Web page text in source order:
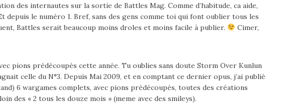
des internautes sur la sortie de Battles Mag. Comme d’habitude, ca aide,
depuis le numéro 1. Bref, sans des gens comme toi qui font oublier tous les
Battles serait beaucoup moins droles et moins facile à publier.
Cimer,
pions prédécoupés cette année. Tu oublies sans doute Storm Over Kunlun
celle du N°3. Depuis Mai 2009, et en comptant ce dernier opus, j’ai publié
6 wargames complets, avec pions prédécoupés, toutes des créations
des « 2 tous les douze mois » (meme avec des smileys).